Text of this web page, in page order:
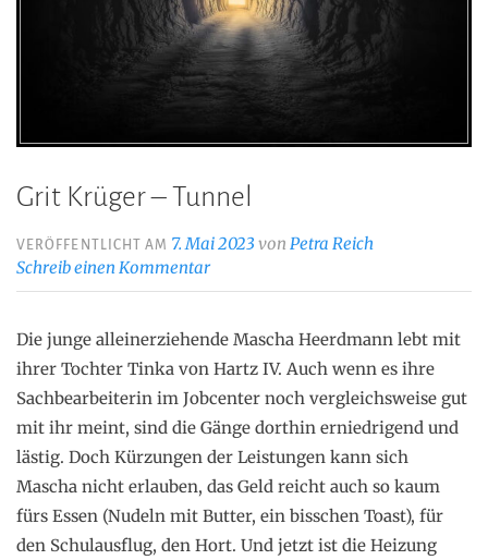
Grit Krüger – Tunnel
VERÖFFENTLICHT AM 7. Mai 2023 vonPetra Reich
Schreib einen Kommentar
Die junge alleinerziehende Mascha Heerdmann lebt mit
ihrer Tochter Tinka von Hartz IV. Auch wenn es ihre
Sachbearbeiterin im Jobcenter noch vergleichsweise gut
mit ihr meint, sind die Gänge dorthin erniedrigend und
lästig. Doch Kürzungen der Leistungen kann sich
Mascha nicht erlauben, das Geld reicht auch so kaum
fürs Essen (Nudeln mit Butter, ein bisschen Toast), für
den Schulausflug, den Hort. Und jetzt ist die Heizung